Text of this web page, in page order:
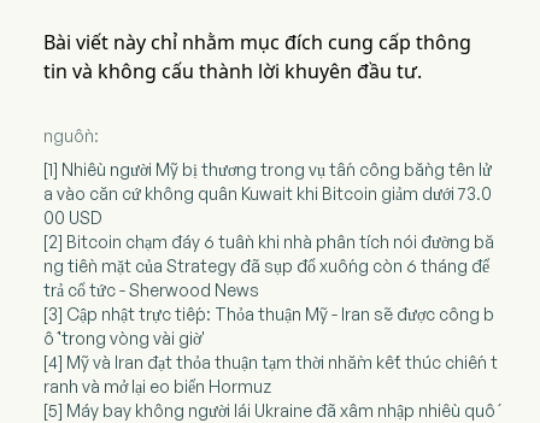
Bài viết này chỉ nhằm mục đích cung cấp thông
tin và không cấu thành lời khuyên đầu tư.
nguồn:
[1] Nhiều người Mỹ bị thương trong vụ tấn công bằng tên lử
a vào căn cứ không quân Kuwait khi Bitcoin giảm dưới 73.0
00 USD
[2] Bitcoin chạm đáy 6 tuần khi nhà phân tích nói đường bă
ng tiền mặt của Strategy đã sụp đổ xuống còn 6 tháng để
trả cổ tức - Sherwood News
[3] Cập nhật trực tiếp: Thỏa thuận Mỹ - Iran sẽ được công b
ố 'trong vòng vài giờ'
[4] Mỹ và Iran đạt thỏa thuận tạm thời nhằm kết thúc chiến t
ranh và mở lại eo biển Hormuz
[5] Máy bay không người lái Ukraine đã xâm nhập nhiều quố